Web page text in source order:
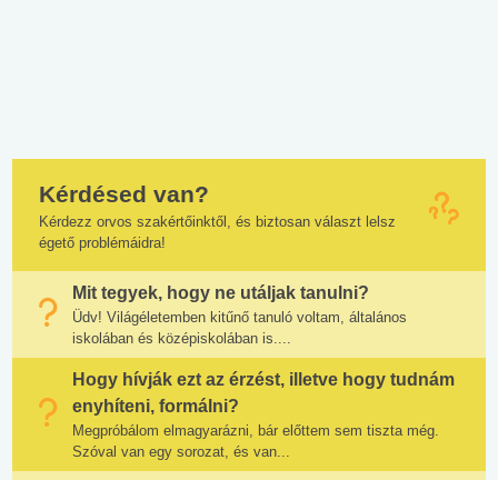
Kérdésed van?
Kérdezz orvos szakértőinktől, és biztosan választ lelsz
égető problémáidra!
Mit tegyek, hogy ne utáljak tanulni?
Üdv! Világéletemben kitűnő tanuló voltam, általános
iskolában és középiskolában is....
Hogy hívják ezt az érzést, illetve hogy tudnám
enyhíteni, formálni?
Megpróbálom elmagyarázni, bár előttem sem tiszta még.
Szóval van egy sorozat, és van...